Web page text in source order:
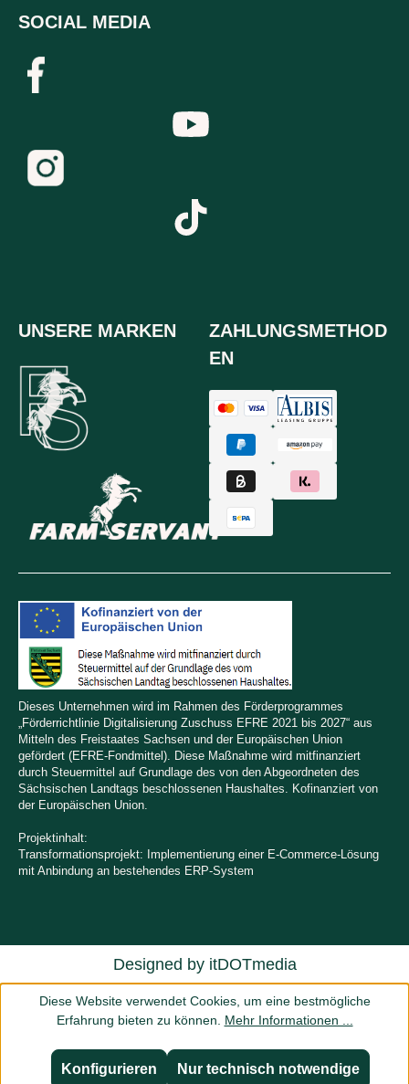
SOCIAL MEDIA
UNSERE MARKEN
ZAHLUNGSMETHOD
EN
Dieses Unternehmen wird im Rahmen des Förderprogrammes
„Förderrichtlinie Digitalisierung Zuschuss EFRE 2021 bis 2027“ aus
Mitteln des Freistaates Sachsen und der Europäischen Union
gefördert (EFRE-Fondmittel). Diese Maßnahme wird mitfinanziert
durch Steuermittel auf Grundlage des von den Abgeordneten des
Sächsischen Landtags beschlossenen Haushaltes. Kofinanziert von
der Europäischen Union.
Projektinhalt:
Transformationsprojekt: Implementierung einer E-Commerce-Lösung
mit Anbindung an bestehendes ERP-System
Designed by itDOTmedia
Diese Website verwendet Cookies, um eine bestmögliche
Erfahrung bieten zu können. Mehr Informationen ...
Nur technisch notwendige
Konfigurieren